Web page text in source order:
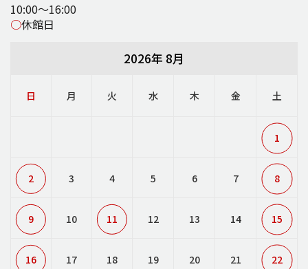
10:00～16:00
○休館日
2026年 8月
日 月 火 水 木 金 土
1
2 3 4 5 6 7 8
9 10 11 12 13 14 15
16 17 18 19 20 21 22